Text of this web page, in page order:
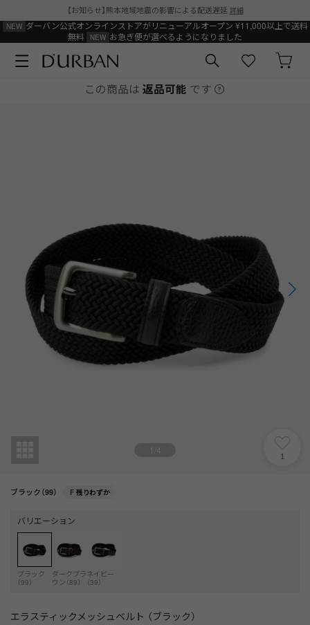
【お知らせ】熊本地域地震の影響による配送遅延 詳細
ダーバン公式オンラインストアがリニューアルオープン ¥11,000以上で送料
無料
お急ぎ便が選べるようになりました
この商品は 返品可能 です
1 4
1
ブラック（99） F 残りわずか
バリエーション
ブラック
（99）
ダークブラ
ウン（89）
ネイビー
（39）
エラスティックメッシュベルト （ブラック）